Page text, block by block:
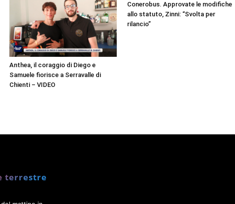
Anthea, il coraggio di Diego e
Samuele fiorisce a Serravalle di
Chienti – VIDEO
Conerobus. Approvate le modifiche
allo statuto, Zinni: “Svolta per
rilancio”
terrestre